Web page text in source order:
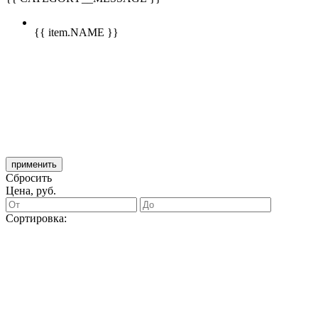
{{ item.NAME }}
применить
Сбросить
Цена, руб.
Сортировка: